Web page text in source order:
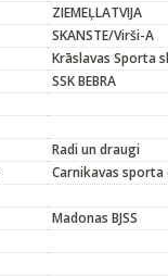
ZIEMEĻLATVIJA
SKANSTE/Virši-A
Krāslavas Sporta
SSK BEBRA
Radi un draugi
Carnikavas sporta
Madonas BJSS